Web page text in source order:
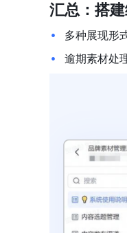
汇总：搭
多种展现形
逾期素材处